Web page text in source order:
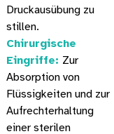
Druckausübung zu
stillen.
Chirurgische
Eingriffe: Zur
Absorption von
Flüssigkeiten und zur
Aufrechterhaltung
einer sterilen